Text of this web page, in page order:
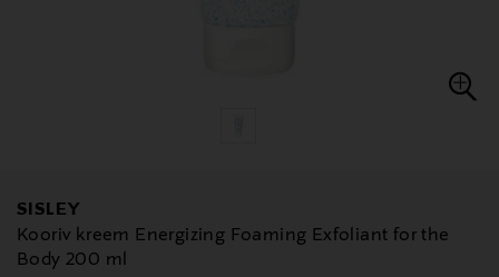
SISLEY
Kooriv kreem Energizing Foaming Exfoliant for the
Body 200 ml